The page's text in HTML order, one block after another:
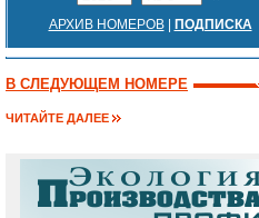
АРХИВ НОМЕРОВ| ПОДПИСКА
В СЛЕДУЮЩЕМ НОМЕРЕ
ЧИТАЙТЕ ДАЛЕЕ